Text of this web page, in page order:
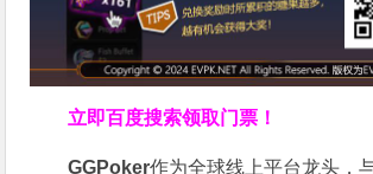
立即百度搜索领取门票！
GGPoker作为全球线上平台龙头，